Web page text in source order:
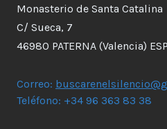
Monasterio de Santa Catalina
C/ Sueca, 7
46980 PATERNA (Valencia)
Correo:
Teléfono: +34 96 363 83 38